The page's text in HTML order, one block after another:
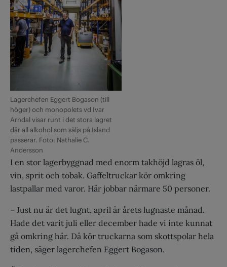
Lagerchefen Eggert Bogason (till
höger) och monopolets vd Ivar
Arndal visar runt i det stora lagret
där all alkohol som säljs på Island
passerar. Foto: Nathalie C.
Andersson
I en stor lagerbyggnad med enorm takhöjd lagras öl,
vin, sprit och tobak. Gaffeltruckar kör omkring
lastpallar med varor. Här jobbar närmare 50 personer.
– Just nu är det lugnt, april är årets lugnaste månad.
Hade det varit juli eller december hade vi inte kunnat
gå omkring här. Då kör truckarna som skottspolar hela
tiden, säger lagerchefen Eggert Bogason.